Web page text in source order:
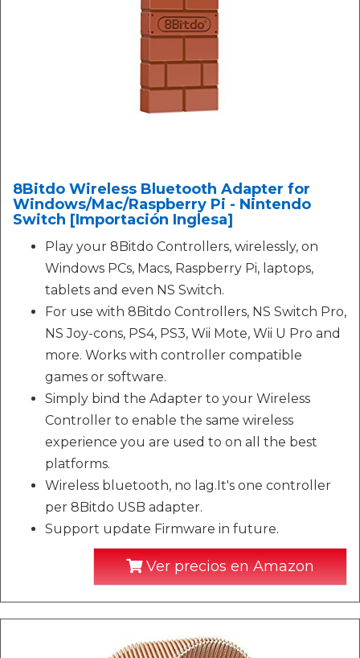
8Bitdo Wireless Bluetooth Adapter for
Windows/Mac/Raspberry Pi - Nintendo
Switch [Importación Inglesa]
Play your 8Bitdo Controllers, wirelessly, on
Windows PCs, Macs, Raspberry Pi, laptops,
tablets and even NS Switch.
For use with 8Bitdo Controllers, NS Switch Pro,
NS Joy-cons, PS4, PS3, Wii Mote, Wii U Pro and
more. Works with controller compatible
games or software.
Simply bind the Adapter to your Wireless
Controller to enable the same wireless
experience you are used to on all the best
platforms.
Wireless bluetooth, no lag.It's one controller
per 8Bitdo USB adapter.
Support update Firmware in future.
Ver precios en Amazon